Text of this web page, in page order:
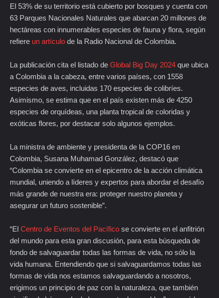
El 53% de su territorio está cubierto por bosques y cuenta con
63 Parques Nacionales Naturales que abarcan 20 millones de
hectáreas con innumerables especies de fauna y flora, según
refiere un artículo de la Radio Nacional de Colombia.
La publicación cita el listado de Global Big Day 2024 que ubica
a Colombia a la cabeza, entre varios países, con 1558
especies de aves, incluidas 170 especies de colibríes.
Asimismo, se estima que en el país existen más de 4250
especies de orquídeas, una planta tropical de coloridas y
exóticas flores, por destacar solo algunos ejemplos.
La ministra de ambiente y presidenta de la COP16 en
Colombia, Susana Muhamad González, destacó que
“Colombia se convierte en el epicentro de la acción climática
mundial, uniendo a líderes y expertos para abordar el desafío
más grande de nuestra era: proteger nuestro planeta y
asegurar un futuro sostenible”.
“El Centro de Eventos del Pacífico se convierte en el anfitrión
del mundo para esta gran discusión, para esta búsqueda de
fondo de salvaguardar todas las formas de vida, no sólo la
vida humana. Entendiendo que si salvaguardamos todas las
formas de vida nos estamos salvaguardando a nosotros,
erigimos un principio de paz con la naturaleza, que también